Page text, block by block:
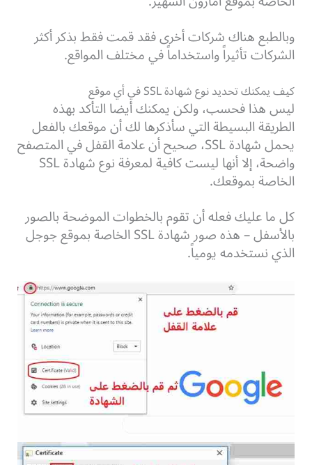
وبالطبع هناك شركات أخرى فقد قمت فقط بذكر أكثر
الشركات تأثيراً واستخداماً في مختلف المواقع.
كيف يمكنك تحديد نوع شهادة SSL في أي موقع
ليس هذا فحسب، ولكن يمكنك أيضا التأكد بهذه
الطريقة البسيطة التي سأذكرها لك أن موقعك بالفعل
يحمل شهادة SSL، صحيح أن علامة القفل في المتصفح
واضحة، إلا أنها ليست كافية لمعرفة نوع شهادة SSL
الخاصة بموقعك.
كل ما عليك فعله أن تقوم بالخطوات الموضحة بالصور
بالأسفل – هذه صور شهادة SSL الخاصة بموقع جوجل
الذي نستخدمه يومياً.